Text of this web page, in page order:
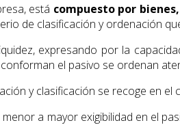
está compuesto por
de clasificación y ordenación
expresando por la
el pasivo se ordenan
y clasificación se recoge en el
a mayor exigibilidad en el